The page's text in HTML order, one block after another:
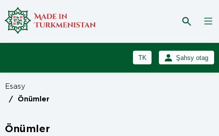
TK
RU
Şahsy otag
Esasy
/ Önümler
Önümler